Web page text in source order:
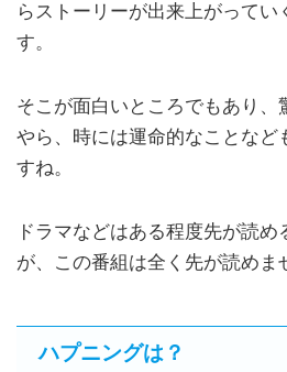
らストーリーが出来上がってい
す。
そこが面白いところでもあり、
やら、時には運命的なことなど
すね。
ドラマなどはある程度先が読
が、この番組は全く先が読めま
ハプニングは？